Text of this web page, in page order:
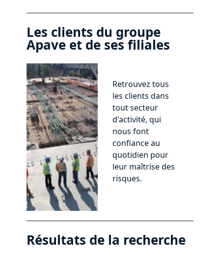
Les clients du groupe
Apave et de ses filiales
Retrouvez tous
les clients dans
tout secteur
d'activité, qui
nous font
confiance au
quotidien pour
leur maîtrise des
risques.
Résultats de la recherche